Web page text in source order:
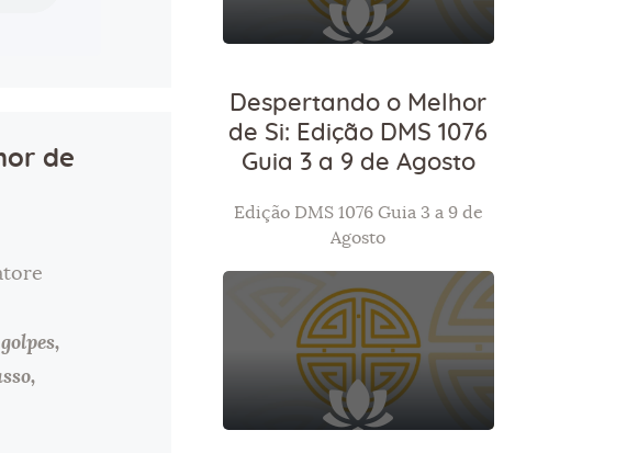
de
Despertando o Melhor
de Si: Edição DMS 1076
Guia 3 a 9 de Agosto
Edição DMS 1076 Guia 3 a 9 de
Agosto